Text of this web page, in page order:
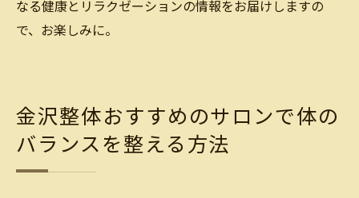
なる健康とリラクゼーションの情報をお届けしますの
で、お楽しみに。
金沢整体おすすめのサロンで体の
バランスを整える方法